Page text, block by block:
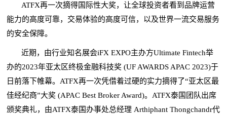
ATFX再一次摘得国际性大奖，让全球投资者看到品牌运营
能力的高度可靠，交易体验的高度可信，以及世界一流交易服务
的安全保障。
近期，由行业知名展会iFX EXPO主办方Ultimate Fintech举
办的2023年亚太区终极金融科技奖 (UF AWARDS APAC 2023)于
日前落下帷幕。ATFX再一次凭借着过硬的实力摘得了“亚太区最
佳经纪商”大奖 (APAC Best Broker Award)。ATFX泰国团队出席
颁奖典礼，由ATFX泰国办事处总经理 Arthiphant Thongchandr代